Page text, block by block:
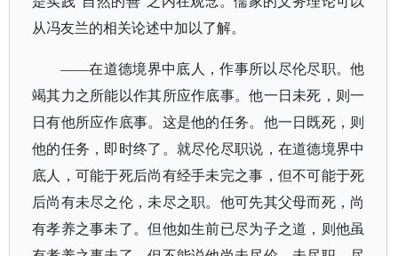
从冯友兰的相关论述中加以了解。
——在道德境界中底人，作事所以尽伦尽职。他
竭其力之所能以作其所应作底事。他一日未死，则一
日有他所应作底事。这是他的任务。他一日既死，则
他的任务，即时终了。就尽伦尽职说，在道德境界中
底人，可能于死后尚有经手未完之事，但不可能于死
后尚有未尽之伦，未尽之职。他可先其父母而死，尚
有孝养之事未了。但他如生前已尽为子之道，则他虽